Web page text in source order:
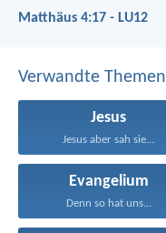
Matthäus 4:17 - LU12
Verwandte Themen
Jesus
Jesus aber sah sie...
Evangelium
Denn so hat uns...